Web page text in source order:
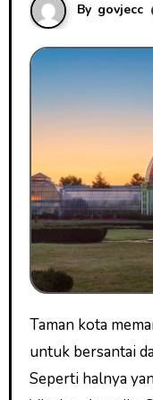
By govjecc
Taman kota memang terkenal sebagai tempat
untuk bersantai
Seperti halnya